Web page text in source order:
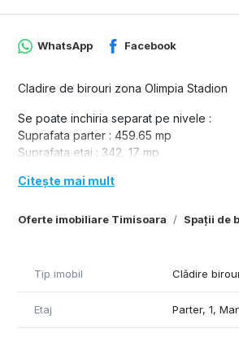
Oferte imobiliare Timisoara Spații de
WhatsApp Facebook
Cladire de birouri zona Olimpia Stadion
Se poate inchiria separat pe nivele :
Suprafata parter : 459.65 mp
Suprafata etaj : 342, 17 mp
5 locuri incluse in chirie
Posibilitate 10 locuri de parcare 50 euro
Citește mai mult
Tip imobil Clădire
Etaj Parter, 1,